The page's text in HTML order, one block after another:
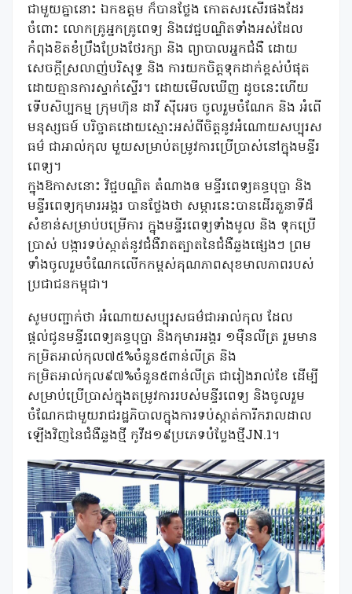
ជាមួយគ្នានោះ ឯកឧត្តម ក៏បានថ្លែង កោតសរសើរផងដែរ
ចំពោះ លោកគ្រូអ្នកគ្រូពេទ្យ និងវេជ្ជបណ្ឌិតទាំងអស់ដែល
កំពុងខិតខំប្រឹងប្រែងថែរក្សា និង ព្យាបាលអ្នកជំងឺ ដោយ
សេចក្តីស្រលាញ់បរិសុទ្ធ និង ការយកចិត្តទុកដាក់ខ្ពស់បំផុត
ដោយគ្មានការស្ទាក់ស្ទើរ។ ដោយមើលឃើញ ដូចនេះហើយ
ទើបសិប្បកម្ម ក្រុមហ៊ុន ដាវី ស៊ីអេច ចូលរួមចំណែក និង អំពើ
មនុស្សធម៍ បរិច្ចាគដោយស្មោះអស់ពីចិត្តនូវអំណោយសប្បុរស
ធម៌ ជាអាល់កុល មួយសម្រាប់តម្រូវការប្រើប្រាស់នៅក្នុងមន្ទីរ
ពេទ្យ។
ក្នុងឱកាសនោះ វិជ្ជបណ្ឌិត តំណាងឲ មន្ទីរពេទ្យគន្ធបុប្ផា និង
មន្ទីរពេទ្យកុមារអង្គរ បានថ្លែងថា សម្ភារនេះបានដើរតួនាទីដ៏
សំខាន់សម្រាប់បម្រើការ ក្នុងមន្ទីរពេទ្យទាំងមូល និង ទុកប្រើ
ប្រាស់ បង្ការទប់ស្កាត់នូវជំងឺរាតត្បាតនៃជំងឺឆ្លងផ្សេងៗ ព្រម
ទាំងចូលរួមចំណែកលើកកម្ពស់គុណភាពសុខមាលភាពរបស់
ប្រជាជនកម្ពុជា។
សូមបញ្ជាក់ថា អំណោយសប្បុរសធម៌ជាអាល់កុល ដែល
ផ្តល់ជូនមន្ទីរពេទ្យគន្ធបុប្ផា និងកុមារអង្គរ ១ម៉ឺនលីត្រ រួមមាន
កម្រិតអាល់កុល៧៥%ចំនួន៥ពាន់លីត្រ និង
កម្រិតអាល់កុល៩៧%ចំនួន៥ពាន់លីត្រ ជារៀងរាល់ខែ ដើម្បី
សម្រាប់ប្រើប្រាស់ក្នុងតម្រូវការរបស់មន្ទីរពេទ្យ និងចូលរួម
ចំណែកជាមួយរាជរដ្ឋភិបាលក្នុងការទប់ស្កាត់ការីករាលដាល
ឡើងវិញនៃជំងឺឆ្លងថ្មី កូវីដ១៩ប្រភេទបំប្លែងថ្មីJN.1។